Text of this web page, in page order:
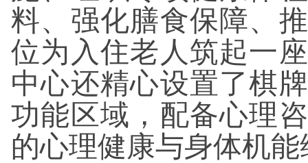
料、强化膳食保障、
位为入住老人筑起一
中心还精心设置了棋
功能区域，配备心理
的心理健康与身体机